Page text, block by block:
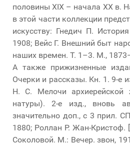
половины XIX – начала XX в.
в этой части коллекции
искусству: Гнедич П.
1908; Вейс Г. Внешний быт
наших времен. Т. 1–3. М.,
А также прижизненные
Очерки и рассказы. Кн. 1. 9-е
Н. С. Мелочи архиерейской
натуры). 2-е изд., вновь
значительно доп., с 3 прил.
1880; Роллан Р. Жан-Кристоф.
Соколовой. М.: Вечер. звон,